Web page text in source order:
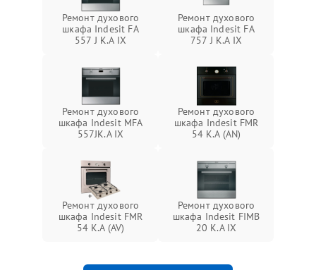
Ремонт духового
шкафа Indesit FA
557 J K.A IX
Ремонт духового
шкафа Indesit FA
757 J K.A IX
Ремонт духового
шкафа Indesit MFA
557JK.A IX
Ремонт духового
шкафа Indesit FMR
54 K.A (AN)
Ремонт духового
шкафа Indesit FMR
54 K.A (AV)
Ремонт духового
шкафа Indesit FIMB
20 K.A IX